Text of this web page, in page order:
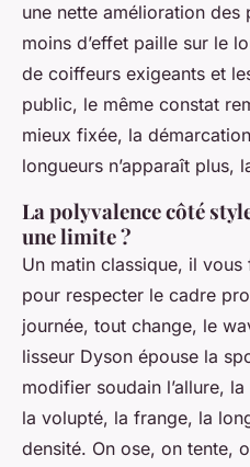
une nette amélioration des
moins d’effet paille sur le
de coiffeurs exigeants et
public, le même constat
mieux fixée, la
longueurs n’apparaît plus,
La polyvalence côté
une limite ?
Un matin classique, il
pour respecter le cadre
journée, tout change, le
lisseur Dyson épouse la
modifier soudain l’allure,
la volupté, la frange, la
densité. On ose, on tente,